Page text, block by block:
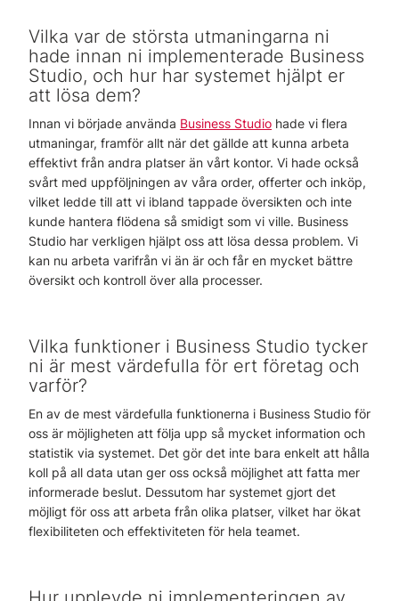
Vilka var de största utmaningarna ni
hade innan ni implementerade Business
Studio, och hur har systemet hjälpt er
att lösa dem?
Innan vi började använda Business Studio hade vi flera
utmaningar, framför allt när det gällde att kunna arbeta
effektivt från andra platser än vårt kontor. Vi hade också
svårt med uppföljningen av våra order, offerter och inköp,
vilket ledde till att vi ibland tappade översikten och inte
kunde hantera flödena så smidigt som vi ville. Business
Studio har verkligen hjälpt oss att lösa dessa problem. Vi
kan nu arbeta varifrån vi än är och får en mycket bättre
översikt och kontroll över alla processer.
Vilka funktioner i Business Studio tycker
ni är mest värdefulla för ert företag och
varför?
En av de mest värdefulla funktionerna i Business Studio för
oss är möjligheten att följa upp så mycket information och
statistik via systemet. Det gör det inte bara enkelt att hålla
koll på all data utan ger oss också möjlighet att fatta mer
informerade beslut. Dessutom har systemet gjort det
möjligt för oss att arbeta från olika platser, vilket har ökat
flexibiliteten och effektiviteten för hela teamet.